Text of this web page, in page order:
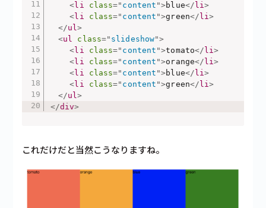
<li class=" content ">blue</ li>
<li class=" content ">green</ li>
</ul>
<ul class=" slideshow">
<li class=" content ">tomato</ li>
<li class=" content ">orange</ li>
<li class=" content ">blue</ li>
<li class=" content ">green</ li>
</ul>
</div>
これだけだと当然こうなりますね。